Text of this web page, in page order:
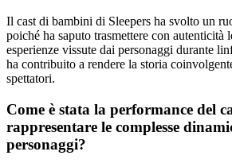
Il cast di bambini di Sleepers ha svolto un
poiché ha saputo trasmettere con autenticità
esperienze vissute dai personaggi durante
ha contribuito a rendere la storia
spettatori.
Come è stata la performance del
rappresentare le complesse
personaggi?